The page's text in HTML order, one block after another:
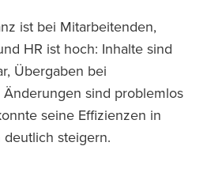
ist bei Mitarbeitenden,
HR ist hoch: Inhalte sind
Übergaben bei
sind problemlos
seine Effizienzen in
steigern.